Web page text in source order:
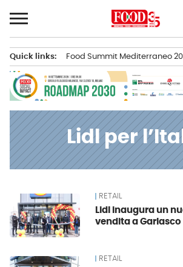
al
contenuto
principale
Quick links: Food Summit Mediterraneo
Lidl per
News RETAIL
Lidl inaugura un
vendita a Garlasco
RETAIL